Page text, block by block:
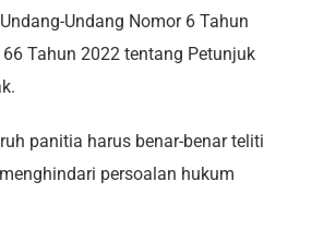
Undang Nomor 6 Tahun
Tahun 2022 tentang Petunjuk
panitia harus benar-benar teliti
persoalan hukum